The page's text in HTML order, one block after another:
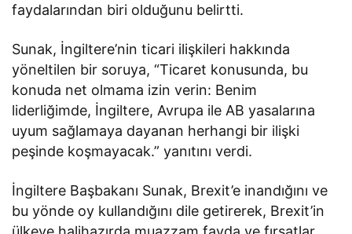
faydalarından biri olduğunu belirtti.
Sunak, İngiltere’nin ticari ilişkileri hakkında
yöneltilen bir soruya, “Ticaret konusunda, bu
konuda net olmama izin verin: Benim
liderliğimde, İngiltere, Avrupa ile AB yasalarına
uyum sağlamaya dayanan herhangi bir ilişki
peşinde koşmayacak.” yanıtını verdi.
İngiltere Başbakanı Sunak, Brexit’e inandığını ve
bu yönde oy kullandığını dile getirerek, Brexit’in